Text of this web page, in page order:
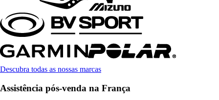
Descubra todas as nossas marcas
Assistência pós-venda na França